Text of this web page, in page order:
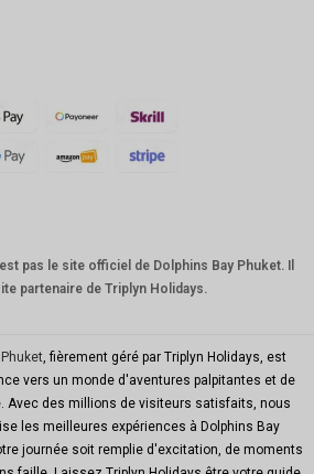
KRW
chinois
TWD
MYR
pas le site officiel de Dolphins Bay Phuket. Il
partenaire de Triplyn Holidays.
, fièrement géré par Triplyn Holidays, est
vers un monde d'aventures palpitantes et de
Avec des millions de visiteurs satisfaits, nous
les meilleures expériences à Dolphins Bay
journée soit remplie d'excitation, de moments